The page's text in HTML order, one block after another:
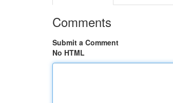
Comments
Submit a Comment
No HTML